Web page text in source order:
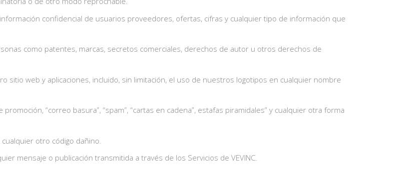
confidencial de usuarios proveedores, ofertas, cifras y cualquier tipo de información que
como patentes, marcas, secretos comerciales, derechos de autor u otros derechos de
sitio web y aplicaciones, incluido, sin limitación, el uso de nuestros logotipos en cualquier nombre
“correo basura”, “spam”, “cartas en cadena”, estafas piramidales” y cualquier otra forma
otro código dañino.
mensaje o publicación transmitida a través de los Servicios de VEVINC.